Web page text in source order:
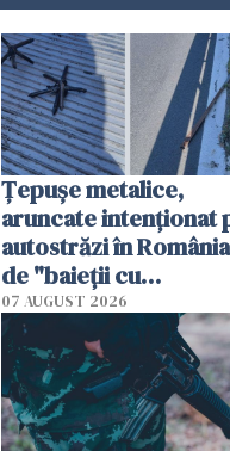
Țepușe metalice,
aruncate intenționat
autostrăzi în România
de "baieții cu
platforme": "Mi-au
cerut 1200 lei să mă
tracteze"
07 AUGUST 2026